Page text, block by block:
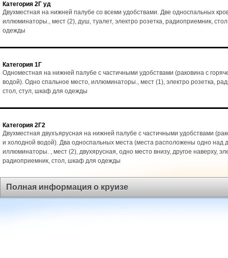
Категория 2Г уд
Двухместная на нижней палубе со всеми удобствами. Две односпальных
иллюминаторы., мест (2), душ, туалет, электро розетка, радиоприемник,
одежды
Категория 1Г
Одноместная на нижней палубе с частичными удобствами (раковина с
водой). Одно спальное место, иллюминаторы., мест (1), электро розетка,
стол, стул, шкаф для одежды
Категория 2Г2
Двухместная двухъярусная на нижней палубе с частичными удобствами
и холодной водой). Два односпальных места (места расположены одно над
иллюминаторы. , мест (2), двухярусная, одно место внизу, другое наверху,
радиоприемник, стол, шкаф для одежды
Полная информация о круизе